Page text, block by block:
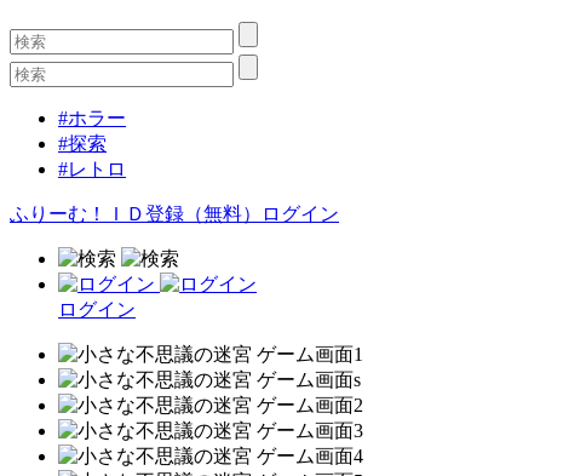
#ホラー
#探索
#レトロ
ふりーむ！ＩＤ登録（無料） ログイン
ログイン